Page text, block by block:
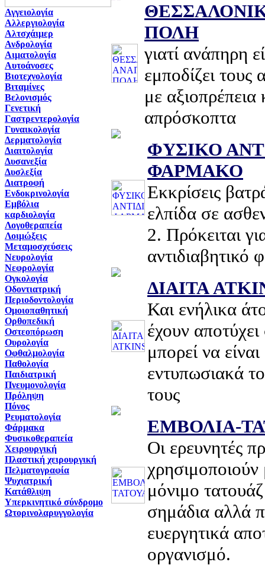
Αγγειολογία
Αλλεργιολογία
Αλτσχάιμερ
Ανδρολογία
Αιματολογία
Αυτοάνοσες
Βιοτεχνολογία
Βιταμίνες
Βελονισμός
Γενετική
Γαστρεντερολογία
Γυναικολογία
Δερματολογία
Διαιτολογία
Δυσανεξία
Δυσλεξία
Διατροφή
Ενδοκρινολογία
Εμβόλια
καρδιολογία
Λογοθεραπεία
Λοιμώξεις
Μεταμοσχεύσεις
Νευρολογία
Νεφρολογία
Ογκολογία
Οδοντιατρική
Περιοδοντολογία
Ομοιοπαθητική
Ορθοπεδική
Οστεοπόρωση
Ουρολογία
Οφθαλμολογία
Παθολογία
Παιδιατρική
Πνευμονολογία
Πρόληψη
Πόνος
Ρευματολογία
Φάρμακα
Φυσικοθεραπεία
Χειρουργική
Πλαστική χειρουργική
Πελματογραφία
Ψυχιατρική
Κατάθλιψη
Υπερκινητικό σύνδρομο
Ωτορινολαρυγγολογία
ΠΟΛΗ
γιατί ανάπηρη
εμποδίζει
με αξιοπρέπεια
απρόσκοπτα
ΦΥΣΙΚΟ
ΦΑΡΜΑΚΟ
Εκκρίσεις
ελπίδα σε
2. Πρόκειται
αντιδιαβητικό
ΔΙΑΙΤΑ
Και ενήλικα
έχουν
μπορεί να
εντυπωσιακά
τους
ΕΜΒΟΛΙΑ-
Oι ερευνητές
μόνιμο
σημάδια αλλά
ευεργητικά
οργανισμό.